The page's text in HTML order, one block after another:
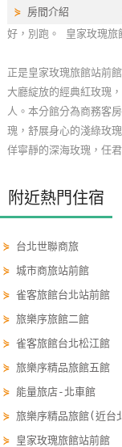
你
玩
玩
樂
地
圖
顧
務
客
滿
意
度
訂
⋟ 房間介紹
好，別跑。 皇家玫瑰旅
正是皇家玫瑰旅館站前
大廳綻放的經典紅玫瑰
人。本分館分為商務客
瑰，舒展身心的淺綠玫
佯寧靜的深海玫瑰，任
附近熱門住宿
⋟ 台北世聯商旅
⋟城市商旅站前館
⋟雀客旅館台北站前館
⋟旅樂序旅館二館
⋟雀客旅館台北松江館
⋟旅樂序精品旅館五館
⋟ 能量旅店-北車館
⋟旅樂序精品旅館(近
⋟ 皇家玫瑰旅館站前館